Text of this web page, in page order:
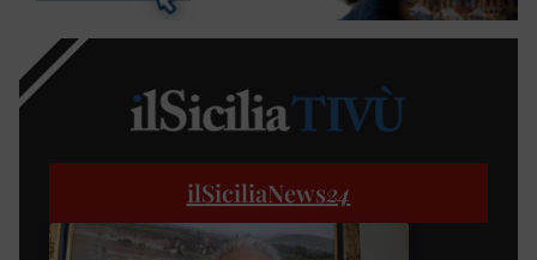
ilSiciliaNews24